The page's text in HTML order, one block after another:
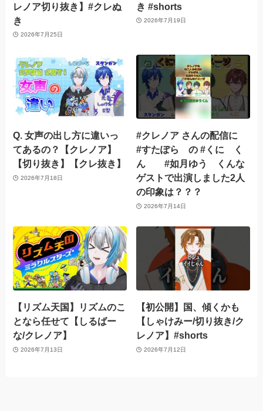
レノア切り抜き】#クレぬ
き
2026年7月25日
き #shorts
2026年7月19日
Q. 女声の出し方に違いっ
てあるの？【クレノア】
【切り抜き】【クレ抜き】
2026年7月18日
#クレノア さんの配信に
#すたぽら の #くに く
ん #如月ゆう くんな
ゲストで出演しました2人
の印象は？？？
2026年7月14日
【リズム天国】リズムのこ
となら任せて【しるばー
な/クレノア】
2026年7月13日
【初公開】国、傾くかも
【しゃけみー/切り抜き/ク
レノア】#shorts
2026年7月12日